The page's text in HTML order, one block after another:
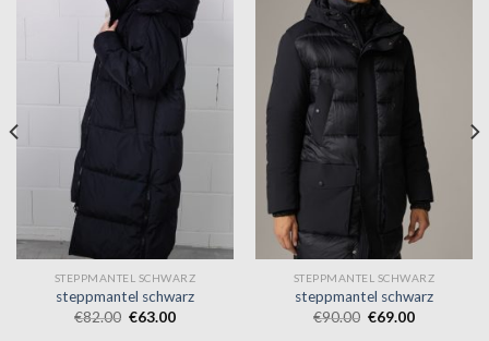
STEPPMANTEL SCHWARZ
steppmantel schwarz
€82.00 €63.00
STEPPMANTEL SCHWARZ
steppmantel schwarz
€90.00 €69.00